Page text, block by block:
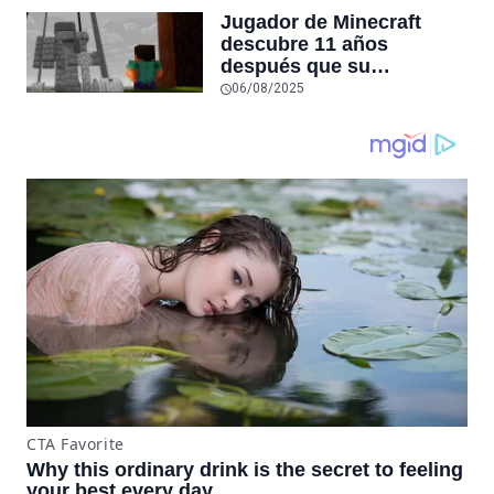
PS5
Jugador de Minecraft
descubre 11 años
después que su
compañero de aventuras
homenaje en el juego
06/08/2025